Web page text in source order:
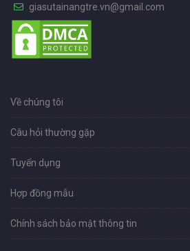
giasutainangtre.vn@gmail.com
Về chúng tôi
Câu hỏi thường gặp
Tuyển dụng
Hợp đồng mẫu
Chính sách bảo mật thông tin